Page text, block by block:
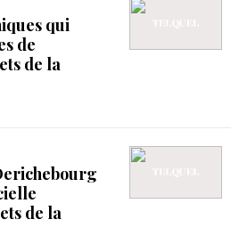
qui
de
de la
de la